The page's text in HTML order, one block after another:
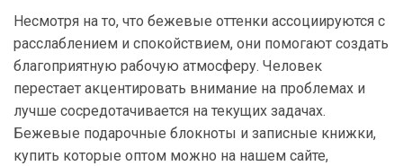
Несмотря на то, что бежевые оттенки ассоциируются с
расслаблением и спокойствием, они помогают создать
благоприятную рабочую атмосферу. Человек
перестает акцентировать внимание на проблемах и
лучше сосредотачивается на текущих задачах.
Бежевые подарочные блокноты и записные книжки,
купить которые оптом можно на нашем сайте,